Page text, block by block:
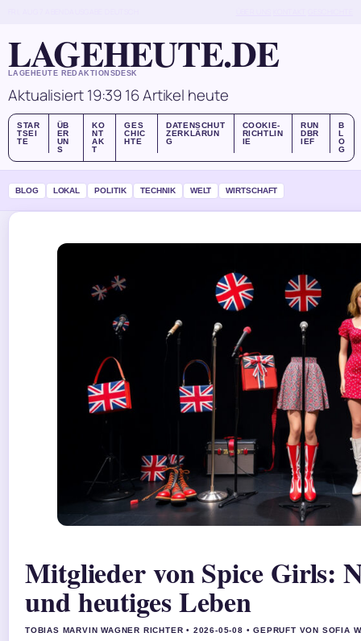
LAGEHEUTE.DE
LAGEHEUTE REDAKTIONSDESK
Aktualisiert 19:3916 Artikel heute
STAR
TSEI
TE
ÜB
ER
UN
S
KO
NT
AK
T
GES
CHIC
HTE
DATENSCHUT
ZERKLÄRUN
G
COOKIE-
RICHTLIN
IE
RUN
DBR
IEF
B
L
O
G
BLOG LOKAL POLITIK TECHNIK WELT WIRTSCHAFT
Mitglieder von Spice Girls:
und heutiges Leben
TOBIAS MARVIN WAGNER RICHTER • 2026-05-08 • GEPRUFT VON SOFIA